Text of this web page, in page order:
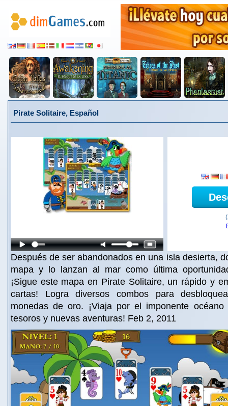
Pirate Solitaire, Español
Después de ser abandonados en una isla desierta,
mapa y lo lanzan al mar como última
¡Sigue este mapa en Pirate Solitaire, un rápido y
cartas! Logra diversos combos para
monedas de oro. ¡Viaja por el imponente océano
tesoros y nuevas aventuras! Feb 2, 2011